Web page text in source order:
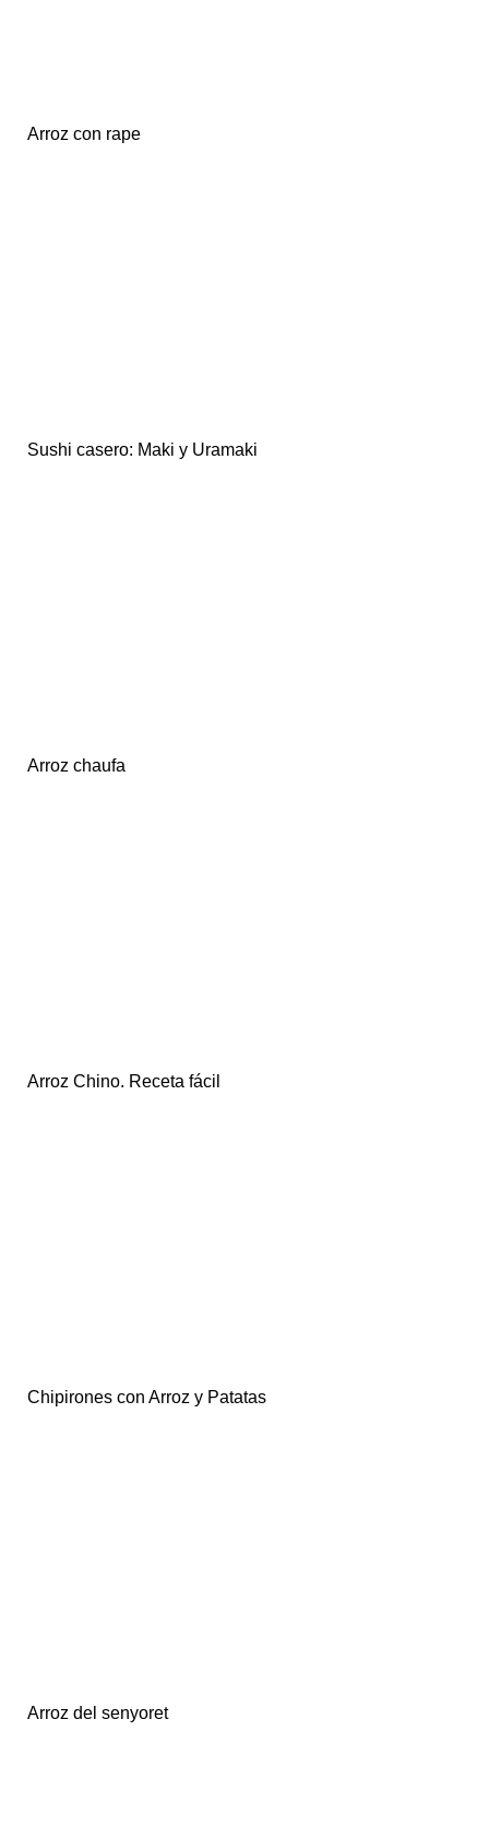
Arroz con rape
Sushi casero: Maki y Uramaki
Arroz chaufa
Arroz Chino. Receta fácil
Chipirones con Arroz y Patatas
Arroz del senyoret